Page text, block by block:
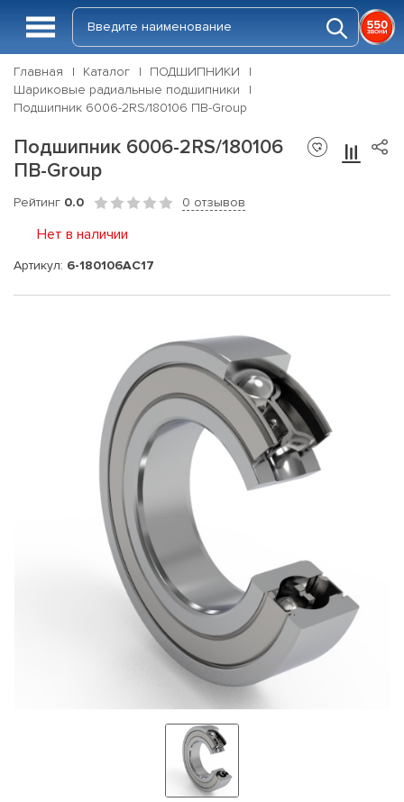
Главная Каталог
ПОДШИПНИКИ
Шариковые радиальные подшипники
Подшипник 6006-2RS/180106 ПВ-Group
Подшипник 6006-2RS/180106
ПВ-Group
Рейтинг 0.0 0 отзывов
Нет в наличии
Артикул: 6-180106АС17